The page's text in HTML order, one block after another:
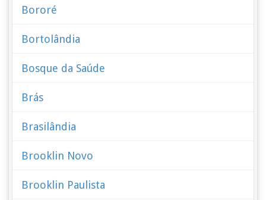
Bororé
Bortolândia
Bosque da Saúde
Brás
Brasilândia
Brooklin Novo
Brooklin Paulista